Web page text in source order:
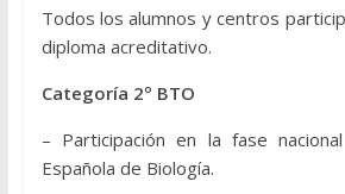
Todos los alumnos y centros
diploma acreditativo.
Categoría 2º BTO
– Participación en la fase
Española de Biología.